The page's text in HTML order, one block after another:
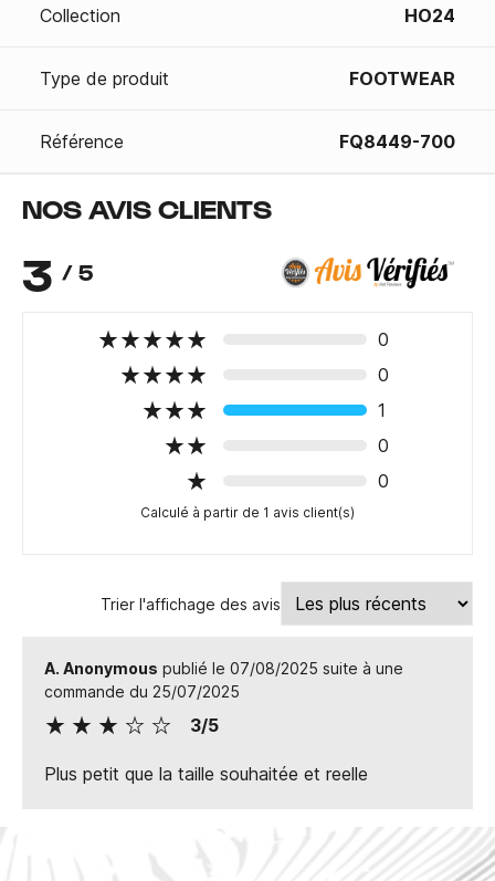
Collection HO24
Type de produit FOOTWEAR
Référence FQ8449-700
NOS AVIS CLIENTS
3 / 5
0
0
1
0
0
Calculé à partir de 1 avis client(s)
Trier l'affichage des avis
A. Anonymous publié le 07/08/2025 suite à une
commande du 25/07/2025
3/5
Plus petit que la taille souhaitée et reelle